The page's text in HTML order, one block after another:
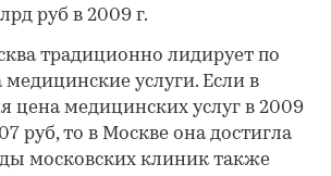
руб в 2009 г.
традиционно лидирует по
услуги. Если в
цена медицинских услуг в 2009
руб, то в Москве она достигла
московских клиник также